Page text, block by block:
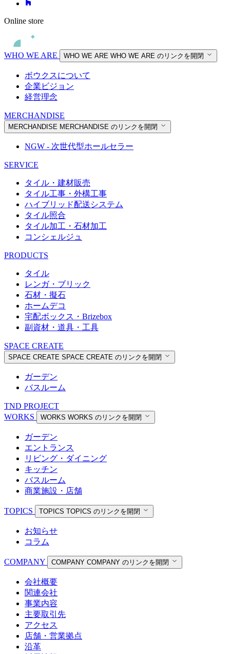
Online store
WHO WE ARE WHO WE ARE WHO WE ARE のリンクを開閉
ボウクスについて
企業ビジョン
経営理念
MERCHANDISE
MERCHANDISE MERCHANDISE のリンクを開閉
NGW - 次世代型ホールセラー
SERVICE
タイル・建材販売
タイル工事・外構工事
ハイブリッド配送システム
タイル照合
タイル加工・石材加工
コンシェルジュ
PRODUCTS
タイル
レンガ・ブリック
石材・擬石
ホームデコ
宅配ボックス・Brizebox
副資材・道具・工具
SPACE CREATE
SPACE CREATE SPACE CREATE のリンクを開閉
ガーデン
バスルーム
TND PROJECT
WORKS
WORKS WORKS のリンクを開閉
ガーデン
エントランス
リビング・ダイニング
キッチン
バスルーム
商業施設・店舗
TOPICS TOPICS TOPICS のリンクを開閉
お知らせ
コラム
COMPANY COMPANY COMPANY のリンクを開閉
会社概要
関連会社
事業内容
主要取引先
アクセス
店舗・営業拠点
沿革